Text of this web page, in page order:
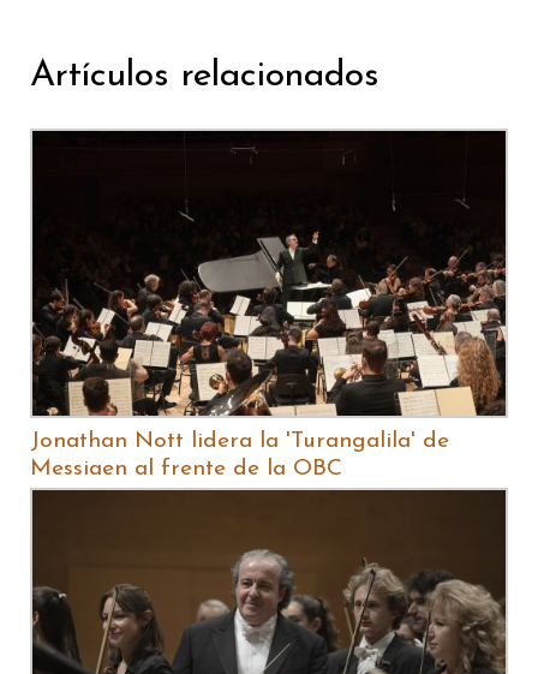
Artículos relacionados
Jonathan Nott lidera la 'Turangalila' de
Messiaen al frente de la OBC